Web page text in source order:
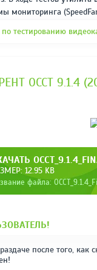
мониторинга
тестированию
OCCT 9.1.4
12.95 KB
после того,